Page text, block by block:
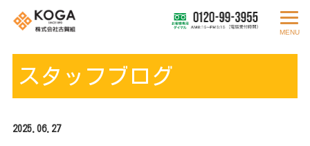
MENU
スタッフブログ
2025.06.27